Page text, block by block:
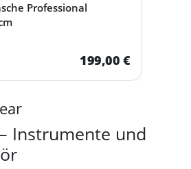
Professional
199,00 €
Instrumente und